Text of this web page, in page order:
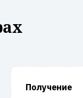
Получение